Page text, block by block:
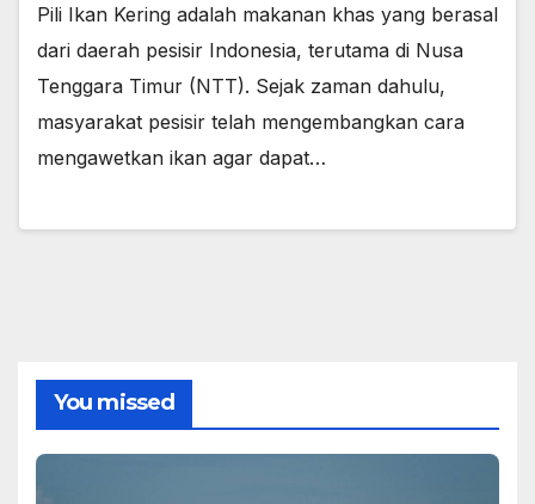
Pili Ikan Kering adalah makanan khas yang berasal
dari daerah pesisir Indonesia, terutama di Nusa
Tenggara Timur (NTT). Sejak zaman dahulu,
masyarakat pesisir telah mengembangkan cara
mengawetkan ikan agar dapat…
You missed